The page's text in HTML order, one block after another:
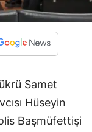
Samet
Hüseyin
Başmüfettişi